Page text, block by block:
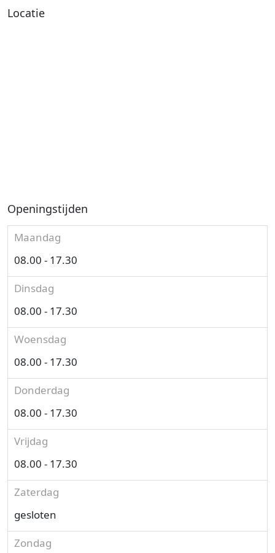
Locatie
Openingstijden
Maandag
08.00 - 17.30
Dinsdag
08.00 - 17.30
Woensdag
08.00 - 17.30
Donderdag
08.00 - 17.30
Vrijdag
08.00 - 17.30
Zaterdag
gesloten
Zondag